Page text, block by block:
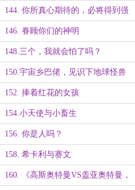
光病毒？
144. 你所真心期待的，必将得到强
烈的回应
146. 眷顾你们的神明
148.三个，我就会怕了吗？
150.宇宙乡巴佬，见识下地球怪兽
的厉害吧！（第五更，求全订）
152. 捧着红花的女孩
154.小天使与小畜生
156. 你是人吗？
158. 希卡利与赛文
160. 《高斯奥特曼VS盖亚奥特曼，